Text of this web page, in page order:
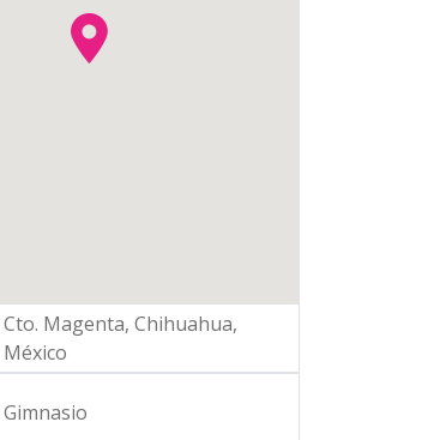
Cto. Magenta, Chihuahua,
México
Gimnasio